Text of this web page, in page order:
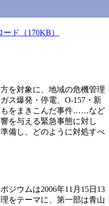
ド（170KB）
を対象に、地域の危機管理
ス爆発・停電、O-157・新
もをまきこんだ事件……など
を与える緊急事態に対し
備し、どのように対処すべ
ジウムは2006年11月15日13
をテーマに、第一部は青山